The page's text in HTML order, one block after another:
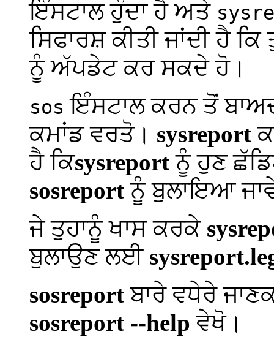
ਇੰਸਟਾਲ ਹੁੰਦਾ ਹੈ ਅਤੇ
ਸਿਫਾਰਸ਼ ਕੀਤੀ ਜਾਂਦੀ ਹੈ
ਨੂੰ ਅੱਪਡੇਟ ਕਰ ਸਕਦੇ ਹੋ।
sos ਇੰਸਟਾਲ ਕਰਨ ਤੋਂ
ਕਮਾਂਡ ਵਰਤੋ। sysreport
ਹੈ ਕਿsysreport ਨੂੰ ਹੁਣ
sosreport ਨੂੰ ਬੁਲਾਇਆ
ਜੇ ਤੁਹਾਨੂੰ ਖਾਸ ਕਰਕੇ
ਬੁਲਾਉਣ ਲਈ
sosreport ਬਾਰੇ ਵਧੇਰੇ
sosreport --help ਵੇਖੋ।